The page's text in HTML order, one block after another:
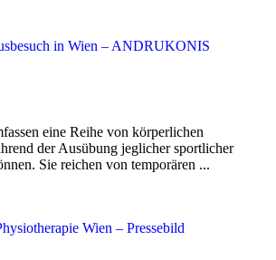
eine Reihe von körperlichen
der Ausübung jeglicher sportlicher
Sie reichen von temporären